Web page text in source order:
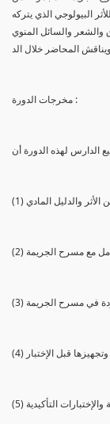
البيولوجي الذي يتركه
والشعر والسائل المنوي
ويناقش المحاضر خلال الد
مخرجات الدورة :
الأثر والدليل المادي
مع مسرح الجريمة
في مسرح الجريمة
قبل الإختبار
التأكيدية